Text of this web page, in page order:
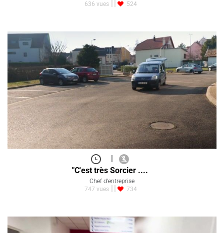
636 vues
524
"C'est très Sorcier ....
Chef d'entreprise
747 vues
734